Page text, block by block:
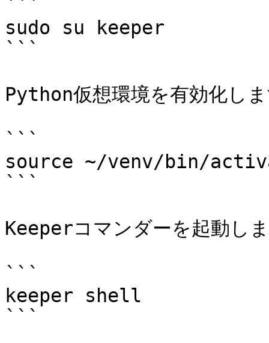
```
sudo su keeper
```
Python仮想環境を有効化し
```
source ~/venv/bin/
```
Keeperコマンダーを起動し
```
keeper shell
```